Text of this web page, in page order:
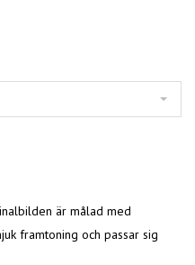
är målad med
framtoning och passar sig